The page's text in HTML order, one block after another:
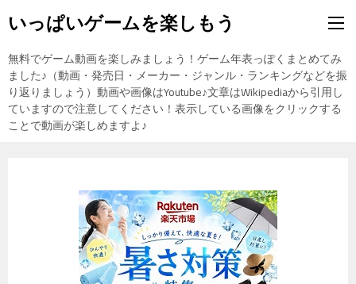
いっぱいゲームを楽しもう
無料でゲーム動画を楽しみましょう！ゲーム年表っぽくまとめてみ
ました♪（動画・発売日・メーカー・ジャンル・ランキングなどを振
り返りましょう）動画や画像はYoutube♪文章はWikipediaから引用し
ていますので注意してください！表示している画像をクリックする
ことで動画が楽しめますよ♪